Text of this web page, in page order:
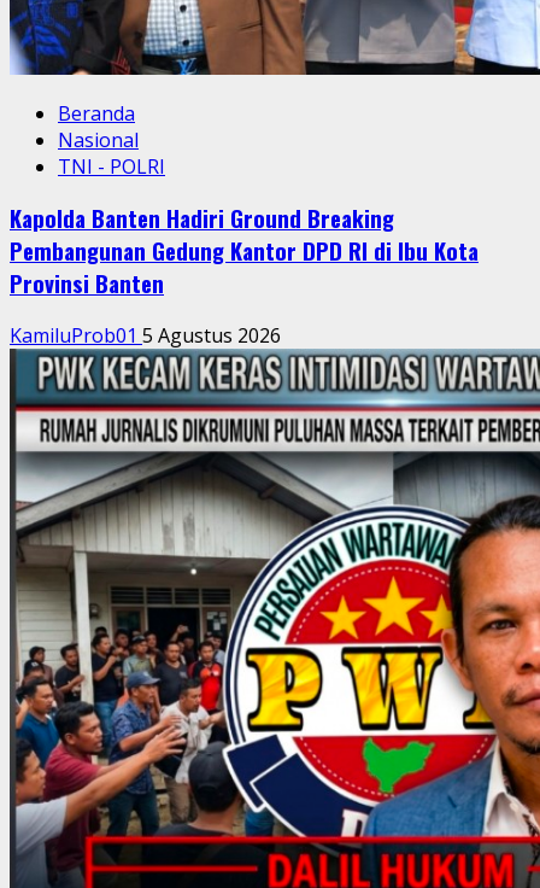
Beranda
Nasional
TNI - POLRI
Kapolda Banten Hadiri Ground Breaking
Pembangunan Gedung Kantor DPD RI di Ibu Kota
Provinsi Banten
KamiluProb01 5 Agustus 2026